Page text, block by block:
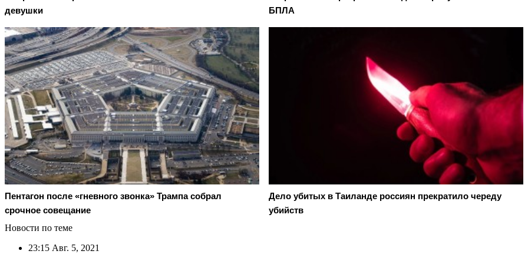
девушки
БПЛА
Пентагон после «гневного звонка» Трампа собрал
срочное совещание
Дело убитых в Таиланде россиян прекратило череду
убийств
Новости по теме
23:15 Авг. 5, 2021